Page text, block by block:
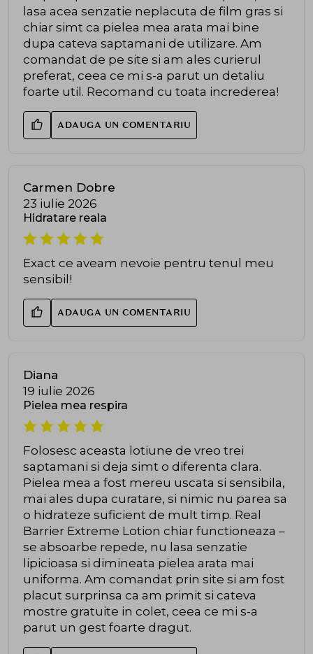
lasa acea senzatie neplacuta de film gras si
chiar simt ca pielea mea arata mai bine
dupa cateva saptamani de utilizare. Am
comandat de pe site si am ales curierul
preferat, ceea ce mi s-a parut un detaliu
foarte util. Recomand cu toata increderea!
ADAUGA UN COMENTARIU
Carmen Dobre
23 iulie 2026
Hidratare reala
Exact ce aveam nevoie pentru tenul meu
sensibil!
ADAUGA UN COMENTARIU
Diana
19 iulie 2026
Pielea mea respira
Folosesc aceasta lotiune de vreo trei
saptamani si deja simt o diferenta clara.
Pielea mea a fost mereu uscata si sensibila,
mai ales dupa curatare, si nimic nu parea sa
o hidrateze suficient de mult timp. Real
Barrier Extreme Lotion chiar functioneaza –
se absoarbe repede, nu lasa senzatie
lipicioasa si dimineata pielea arata mai
uniforma. Am comandat prin site si am fost
placut surprinsa ca am primit si cateva
mostre gratuite in colet, ceea ce mi s-a
parut un gest foarte dragut.